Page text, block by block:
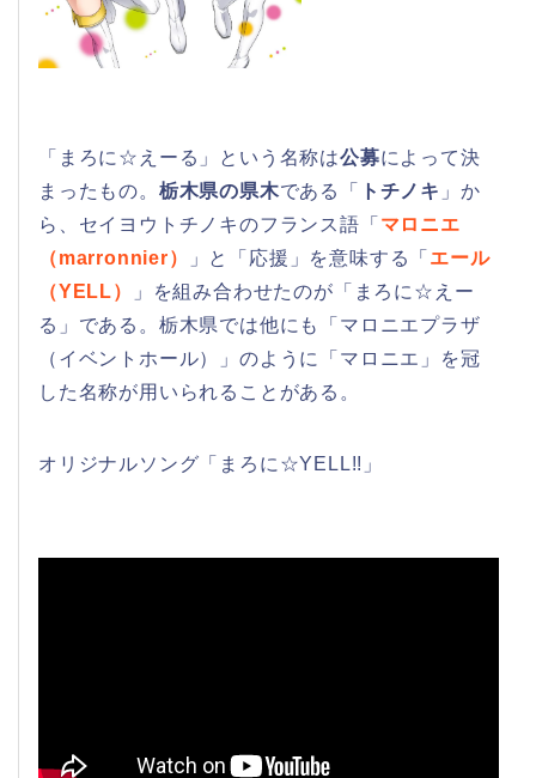
「まろに☆えーる」という名称は公募によって決
まったもの。 栃木県の県木である「 トチノキ 」か
ら、セイヨウトチノキのフランス語「 マロニエ
（marronnier）
」と「応援」を意味する「 エール
（YELL）
」を組み合わせたのが「まろに☆えー
る」である。栃木県では他にも「マロニエプラザ
（イベントホール）」のように「マロニエ」を冠
した名称が用いられることがある。
オリジナルソング「まろに☆YELL!!」